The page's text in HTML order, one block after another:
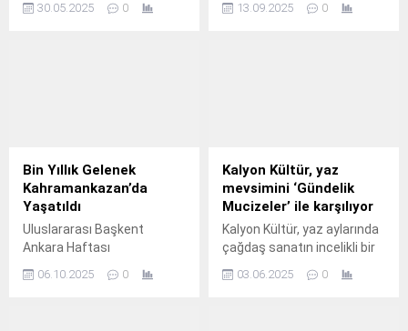
Tanımaz” adlı etkinlik
30.05.2025 0
Cumhurbaşkanlığı
13.09.2025 0
Bin Yıllık Gelenek
Kahramankazan’da
Yaşatıldı
Uluslararası Başkent
Ankara Haftası
Başkanı Selim
06.10.2025 0
Kalyon Kültür, yaz
mevsimini ‘Gündelik
Mucizeler’ ile karşılıyor
Kalyon Kültür, yaz aylarında
çağdaş sanatın incelikli bir
yapmaya hazırlanıyor.
03.06.2025 0